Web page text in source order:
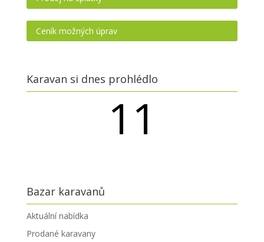
Ceník možných úprav
Karavan si dnes prohlédlo
11
Bazar karavanů
Aktuální nabídka
Prodané karavany